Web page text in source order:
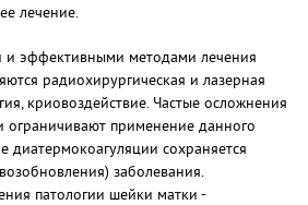
лечение.
и эффективными методами лечения
радиохирургическая и лазерная
криовоздействие. Частые осложнения
ограничивают применение данного
диатермокоагуляции сохраняется
заболевания.
патологии шейки матки -